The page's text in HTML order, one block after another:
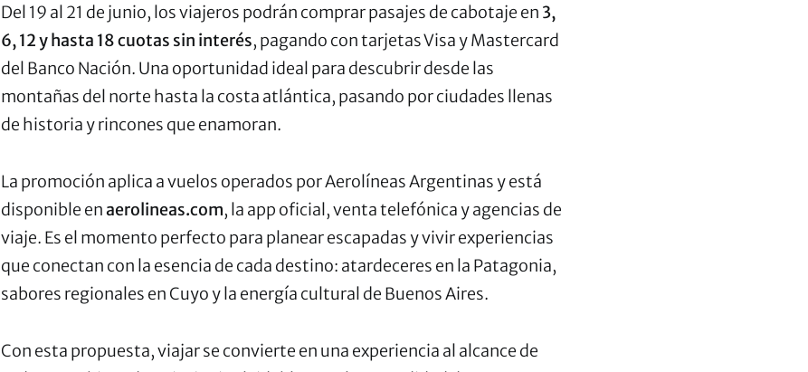
Del 19 al 21 de junio, los viajeros podrán comprar pasajes de cabotaje en 3,
6, 12 y hasta 18 cuotas sin interés, pagando con tarjetas Visa y Mastercard
del Banco Nación. Una oportunidad ideal para descubrir desde las
montañas del norte hasta la costa atlántica, pasando por ciudades llenas
de historia y rincones que enamoran.
La promoción aplica a vuelos operados por Aerolíneas Argentinas y está
disponible enaerolineas.com, la app oficial, venta telefónica y agencias de
viaje. Es el momento perfecto para planear escapadas y vivir experiencias
que conectan con la esencia de cada destino: atardeceres en la Patagonia,
sabores regionales en Cuyo y la energía cultural de Buenos Aires.
Con esta propuesta, viajar se convierte en una experiencia al alcance de